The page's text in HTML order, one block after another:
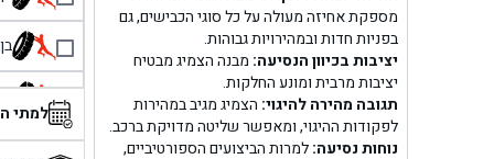
מספקת אחיזה מעולה על כל סוגי הכבישים, גם
בפניות חדות ובמהירויות גבוהות.
יציבות בכיוון הנסיעה: מבנה הצמיג מבטיח
יציבות מרבית ומונע החלקות.
תגובה מהירה להיגוי: הצמיג מגיב במהירות
לפקודות ההיגוי, ומאפשר שליטה מדויקת ברכב.
נוחות נסיעה:למרות הביצועים הספורטיביים,
בן
למתי